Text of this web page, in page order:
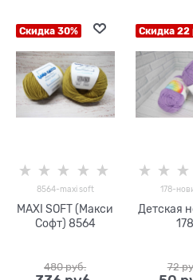
Скидка 30%
8564-maxi soft
MAXI SOFT (Макси
Софт) 8564
480 руб.
Скидка 22
178-
Детская
178
72